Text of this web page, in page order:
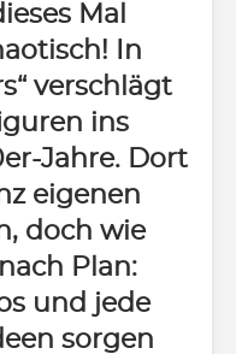
Mal
In
verschlägt
ins
Jahre. Dort
eigenen
doch wie
Plan:
und jede
sorgen